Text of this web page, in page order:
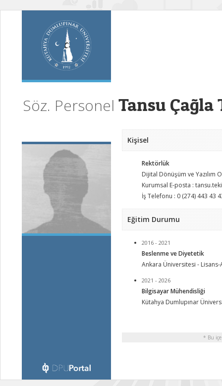
Söz. Personel Tansu Çağla
Kişisel
Rektörlük
Dijital Dönüşüm ve Yazılım
Kurumsal E-posta :
İş Telefonu : 0 (274) 443 43
Eğitim Durumu
2016 - 2021
Beslenme ve Diyetetik
Ankara Üniversitesi -
2021 - 2026
Bilgisayar Mühendisliği
Kütahya Dumlupınar
* Bu